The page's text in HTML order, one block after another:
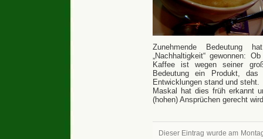
Zunehmende Bedeutung
„Nachhaltigkeit“ gewonnen:
Kaffee ist wegen seiner
Bedeutung ein Produkt,
Entwicklungen stand und steht.
Maskal hat dies früh erkannt
(hohen) Ansprüchen gerecht
Dieser Eintrag wurde am